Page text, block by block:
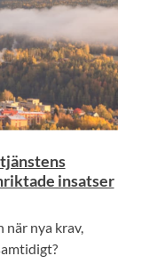
insatser
när nya krav,